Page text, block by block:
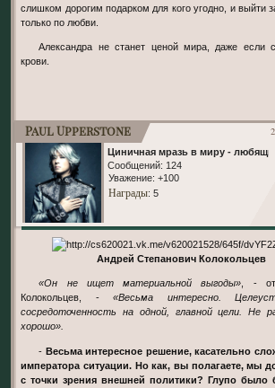
слишком дорогим подарком для кого угодно, и выйти
только по любви.
Александра не станет ценой мира, даже если сам мир утонет в
крови.
Paul Upperstone
Циничная мразь в миру -
Сообщений: 124
Уважение: +100
Награды: 5
Андрей Степанович Колокольцев
«Он не ищет материальной выгоды», -
Колокольцев, -«Весьма интересно.
сосредоточенность на одной, главной цели. Не
хорошо».
Весьма интересное решение, касательно
императора ситуации. Но как, вы полагаете, мы
с точки зрения внешней политики? Глупо было